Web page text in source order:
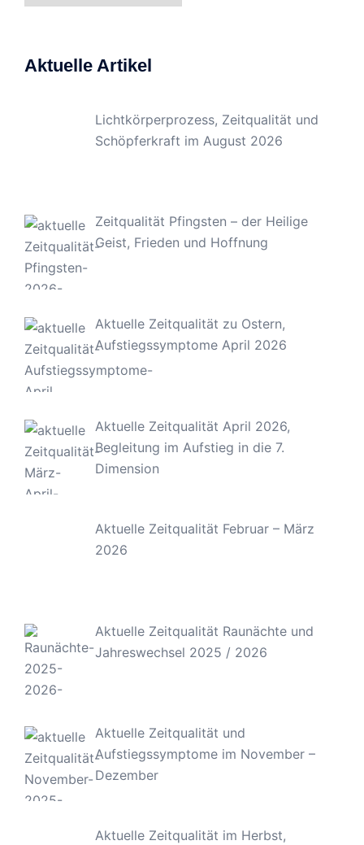
Aktuelle Artikel
Lichtkörperprozess, Zeitqualität und
Schöpferkraft im August 2026
Zeitqualität Pfingsten – der Heilige
Geist, Frieden und Hoffnung
Aktuelle Zeitqualität zu Ostern,
Aufstiegssymptome April 2026
Aktuelle Zeitqualität April 2026,
Begleitung im Aufstieg in die 7.
Dimension
Aktuelle Zeitqualität Februar – März
2026
Aktuelle Zeitqualität Raunächte und
Jahreswechsel 2025 / 2026
Aktuelle Zeitqualität und
Aufstiegssymptome im November –
Dezember
Aktuelle Zeitqualität im Herbst,